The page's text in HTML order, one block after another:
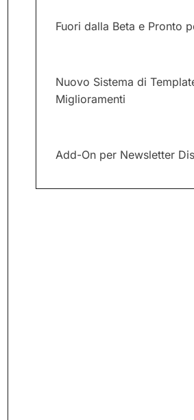
Fuori dalla Beta e Pronto
Nuovo Sistema di
Miglioramenti
Add-On per Newsletter